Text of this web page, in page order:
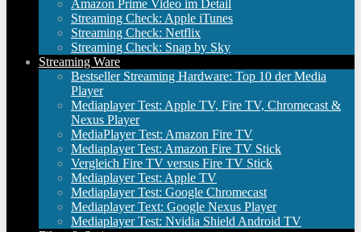
Amazon Prime Video im Detail
Streaming Check: Apple iTunes
Streaming Check: Netflix
Streaming Check: Snap by Sky
Streaming Ware
Bestseller Streaming Hardware: Top 10 der Media
Player
Mediaplayer Test: Apple TV, Fire TV, Chromecast &
Nexus Player
MediaPlayer Test: Amazon Fire TV
Mediaplayer Test: Amazon Fire TV Stick
Vergleich Fire TV versus Fire TV Stick
Mediaplayer Test: Apple TV
Mediaplayer Test: Google Chromecast
Mediaplayer Text: Google Nexus Player
Mediaplayer Test: Nvidia Shield Android TV